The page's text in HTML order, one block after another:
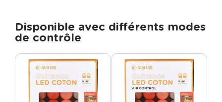
Disponible avec différents modes
de contrôle